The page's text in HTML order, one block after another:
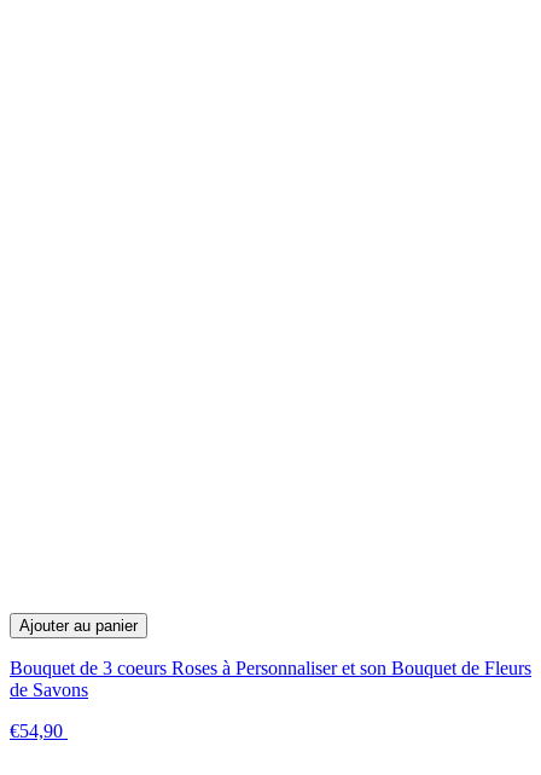
Ajouter au panier
Bouquet de 3 coeurs Roses à Personnaliser et son Bouquet de Fleurs
de Savons
€54,90